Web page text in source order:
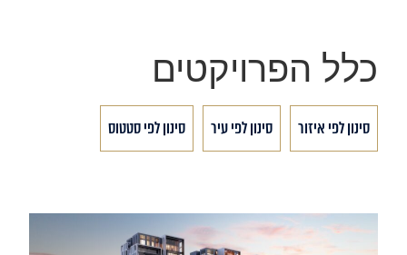
כלל הפרויקטים
סינון לפי איזור סינון לפי עיר סינון לפי סטטוס